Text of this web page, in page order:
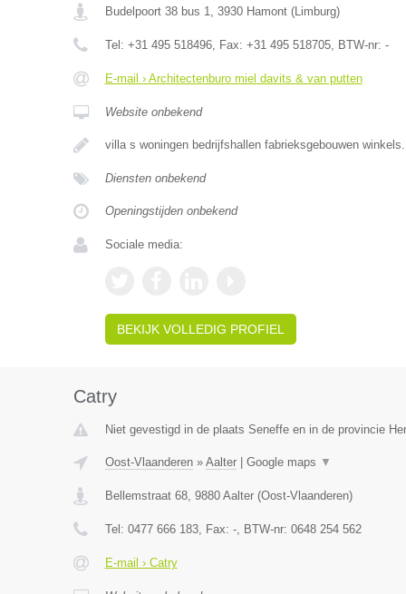
Budelpoort 38 bus 1, 3930 Hamont(Limburg)
Tel: +31 495 518496, Fax: +31 495 518705, BTW-nr: -
E-mail › Architectenburo miel davits & van putten
Website onbekend
villa s woningen bedrijfshallen fabrieksgebouwen winkels.
Diensten onbekend
Openingstijden onbekend
Sociale media:
BEKIJK VOLLEDIG PROFIEL
Catry
Niet gevestigd in de plaats Seneffe en in de provincie
Oost-Vlaanderen» Aalter| Google maps ▼
Bellemstraat 68, 9880 Aalter(Oost-Vlaanderen)
Tel: 0477 666 183, Fax: -, BTW-nr: 0648 254 562
E-mail › Catry